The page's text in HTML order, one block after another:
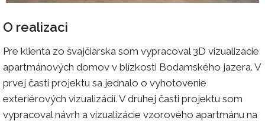
O realizaci
Pre klienta zo švajčiarska som vypracoval 3D vizualizácie
apartmánových domov v blízkosti Bodamského jazera. V
prvej časti projektu sa jednalo o vyhotovenie
exteriérových vizualizácií. V druhej časti projektu som
vypracoval návrh a vizualizácie vzorového apartmánu na